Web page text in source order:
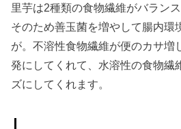
里芋は2種類の食物繊維がバラン
そのため善玉菌を増やして腸内環
が。不溶性食物繊維が便のカサ増
発にしてくれて、水溶性の食物繊
ズにしてくれます。